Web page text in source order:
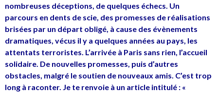
nombreuses déceptions, de quelques échecs. Un
parcours en dents de scie, des promesses de réalisations
brisées par un départ obligé, à cause des évènements
dramatiques, vécus il y a quelques années au pays, les
attentats terroristes. L’arrivée à Paris sans rien, l’accueil
solidaire. De nouvelles promesses, puis d’autres
obstacles, malgré le soutien de nouveaux amis. C’est trop
long à raconter. Je te renvoie à un article intitulé : «